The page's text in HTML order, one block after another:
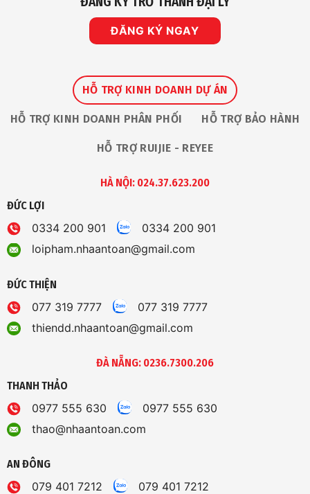
ĐĂNG KÝ NGAY
HỖ TRỢ KINH DOANH DỰ ÁN
HỖ TRỢ KINH DOANH PHÂN PHỐI HỖ TRỢ BẢO HÀNH
HỖ TRỢ RUIJIE - REYEE
HÀ NỘI: 024.37.623.200
ĐỨC LỢI
0334 200 901
0334 200 901
loipham.nhaantoan@gmail.com
ĐỨC THIỆN
077 319 7777
077 319 7777
thiendd.nhaantoan@gmail.com
ĐÀ NẴNG: 0236.7300.206
THANH THẢO
0977 555 630
0977 555 630
thao@nhaantoan.com
AN ĐÔNG
079 401 7212
079 401 7212